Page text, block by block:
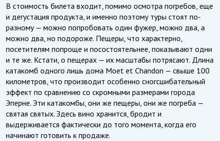
В стоимость билета входит, помимо осмотра погребов, еще
и дегустация продукта, и именно поэтому туры стоят по-
разному — можно попробовать один фужер, можно два, а
можно два, но подороже. Пещеры, что характерно,
посетителям попроще и посостоятельнее, показывают одни
и те же. Кстати, о пещерах — их масштабы потрясают. Длина
катакомб одного лишь дома Moet et Chandon — свыше 100
километров, что производит особенно сногсшибательный
эффект по сравнению со скромными размерами города
Эперне. Эти катакомбы, они же пещеры, они же погреба —
святая святых. Здесь вино хранится, бродит и
выдерживается фактически до того момента, когда его
начинают готовить к продаже.